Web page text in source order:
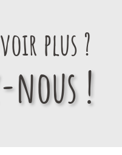
plus ?
nous !